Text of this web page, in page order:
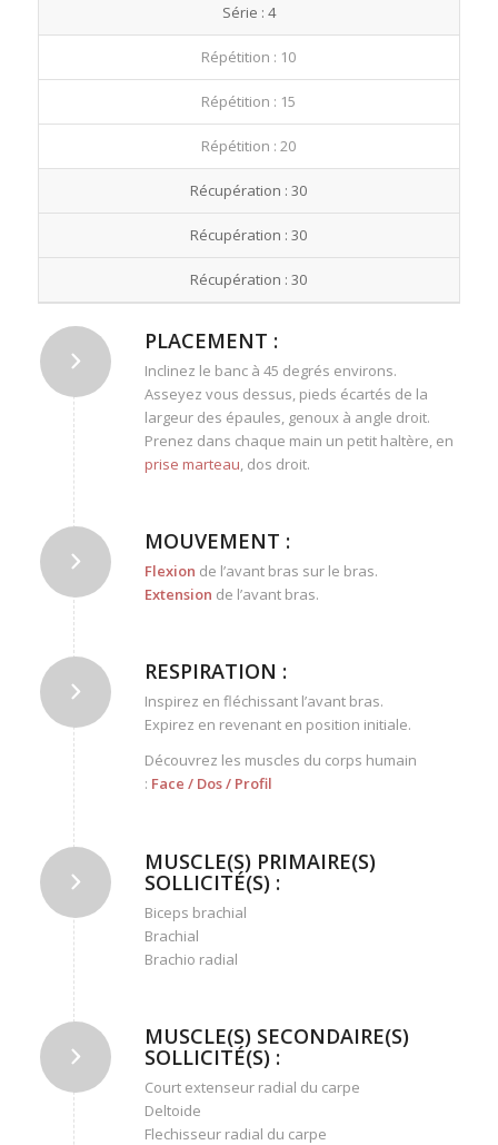
Série : 4
Répétition : 10
Répétition : 15
Répétition : 20
Récupération : 30
Récupération : 30
Récupération : 30
PLACEMENT :
Inclinez le banc à 45 degrés environs.
Asseyez vous dessus, pieds écartés de la
largeur des épaules, genoux à angle droit.
Prenez dans chaque main un petit haltère, en
prise marteau, dos droit.
MOUVEMENT :
Flexion de l’avant bras sur le bras.
Extension de l’avant bras.
RESPIRATION :
Inspirez en fléchissant l’avant bras.
Expirez en revenant en position initiale.
Découvrez les muscles du corps humain
: Face / Dos/ Profil
MUSCLE(S) PRIMAIRE(S)
SOLLICITÉ(S) :
Biceps brachial
Brachial
Brachio radial
MUSCLE(S) SECONDAIRE(S)
SOLLICITÉ(S) :
Court extenseur radial du carpe
Deltoide
Flechisseur radial du carpe